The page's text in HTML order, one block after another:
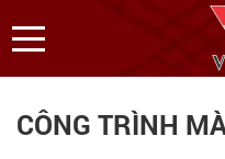
CÔNG TRÌNH